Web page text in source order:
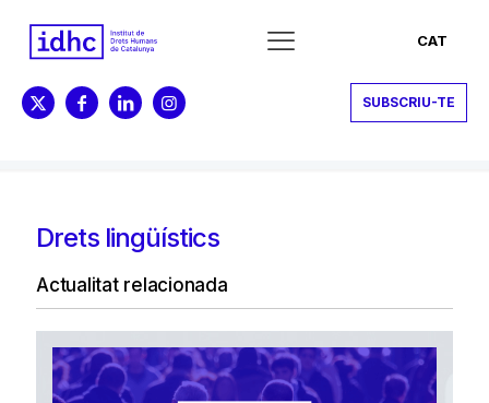
CAT
SUBSCRIU-TE
Drets lingüístics
Actualitat relacionada